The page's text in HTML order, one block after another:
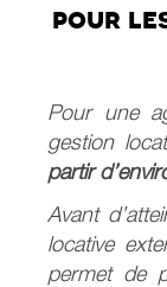
pour
Pour une
gestion
partir
Avant
locative
permet de